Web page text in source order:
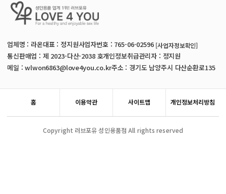
업체명 : 라온대표 : 정지원사업자번호 : 765-06-02596 [사업자정보확인]
통신판매업 : 제 2023-다산-2038 호개인정보취급관리자 : 정지원
메일 : wlwon6863@love4you.co.kr주소 : 경기도 남양주시 다산순환로135
홈 이용약관 사이트맵 개인정보처리방침
Copyright 러브포유 성인용품점 All rights reserved